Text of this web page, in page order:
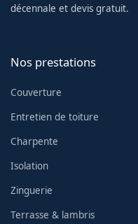
décennale et devis gratuit.
Nos prestations
Couverture
Entretien de toiture
Charpente
Isolation
Zinguerie
Terrasse & lambris